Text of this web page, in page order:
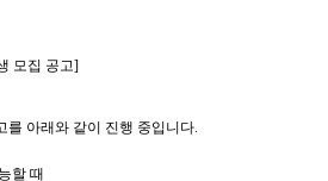
모집 공고]
를 아래와 같이 진행 중입니다.
할 때